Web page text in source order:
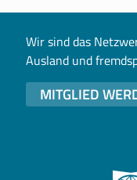
Wir sind das
Ausland und
MITGLIED